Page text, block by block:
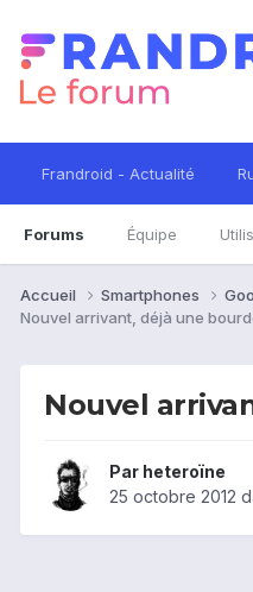
Frandroid - Actualité
Forums Équipe
Accueil Smartphones
Nouvel arrivant, déjà une
Nouvel
Par heteroïne
25 octobre 2012